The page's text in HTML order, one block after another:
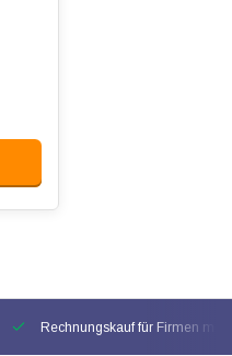
Rechnungskauf für Firmen